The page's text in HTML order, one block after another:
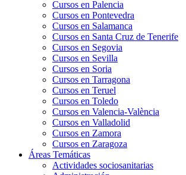
Cursos en Palencia
Cursos en Pontevedra
Cursos en Salamanca
Cursos en Santa Cruz de Tenerife
Cursos en Segovia
Cursos en Sevilla
Cursos en Soria
Cursos en Tarragona
Cursos en Teruel
Cursos en Toledo
Cursos en Valencia-València
Cursos en Valladolid
Cursos en Zamora
Cursos en Zaragoza
Áreas Temáticas
Actividades sociosanitarias